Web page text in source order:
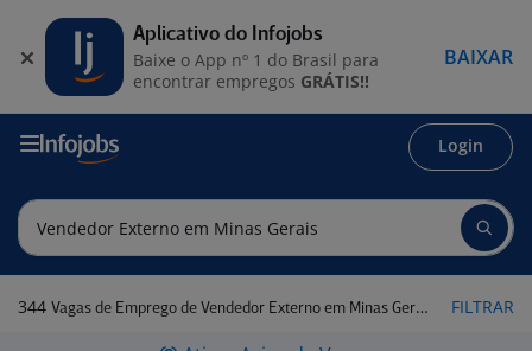
Login
344 Vagas de Emprego de Vendedor Externo em Minas Gerais FILTRAR
Aplicativo do Infojobs
Baixe o App nº 1 do Brasil para
encontrar empregos GRÁTIS!!
BAIXAR